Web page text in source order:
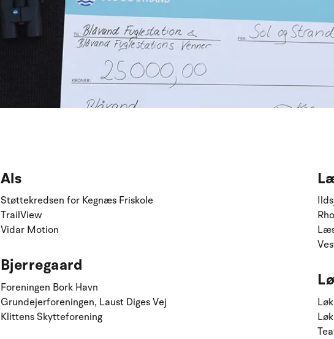
Als
Støttekredsen for Kegnæs Friskole
TrailView
Vidar Motion
Bjerregaard
Foreningen Bork Havn
Grundejerforeningen, Laust Diges Vej
Klittens Skytteforening